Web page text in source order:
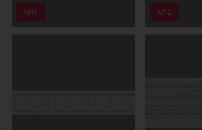
M11 M12